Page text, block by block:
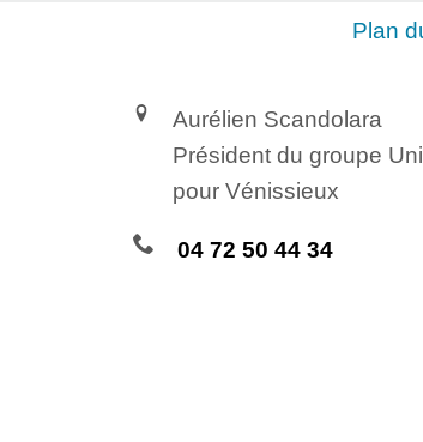
Plan
Aurélien Scandolara
Président du groupe
pour Vénissieux
04 72 50 44 34